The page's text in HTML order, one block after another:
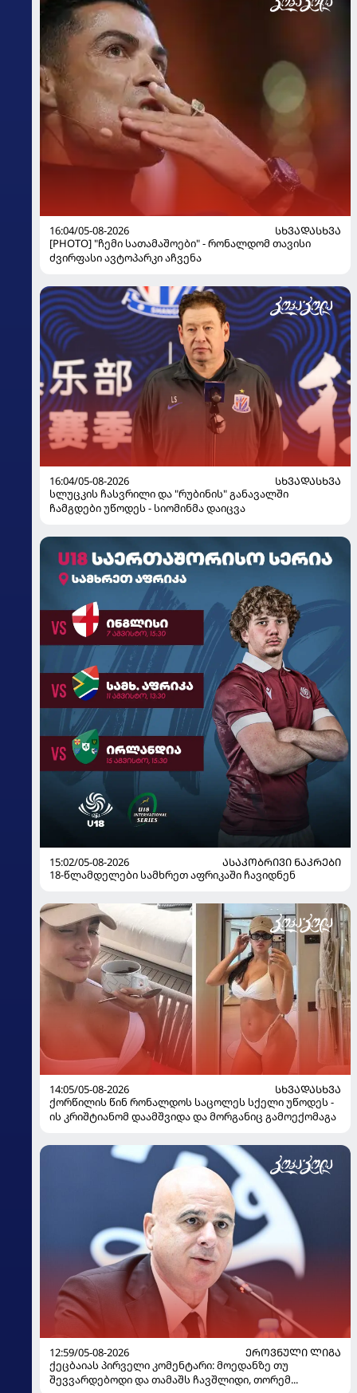
16:04/05-08-2026
ᲡᲮᲕᲐᲓᲐᲡᲮᲕᲐ
[PHOTO] "ჩემი სათამაშოები" - რონალდომ თავისი
ძვირფასი ავტოპარკი აჩვენა
16:04/05-08-2026
ᲡᲮᲕᲐᲓᲐᲡᲮᲕᲐ
სლუცკის ჩასვრილი და "რუბინის" განავალში
ჩამგდები უწოდეს - სიომინმა დაიცვა
15:02/05-08-2026
ᲐᲡᲐᲙᲝᲑᲠᲘᲕᲘ ᲜᲐᲙᲠᲔᲑᲘ
18-წლამდელები სამხრეთ აფრიკაში ჩავიდნენ
14:05/05-08-2026
ᲡᲮᲕᲐᲓᲐᲡᲮᲕᲐ
ქორწილის წინ რონალდოს საცოლეს სქელი უწოდეს -
ის კრიშტიანომ დაამშვიდა და მორგანიც გამოექომაგა
12:59/05-08-2026
ᲔᲠᲝᲕᲜᲣᲚᲘ ᲚᲘᲒᲐ
ქეცბაიას პირველი კომენტარი: მოედანზე თუ
შევვარდებოდი და თამაშს ჩავშლიდი, თორემ...